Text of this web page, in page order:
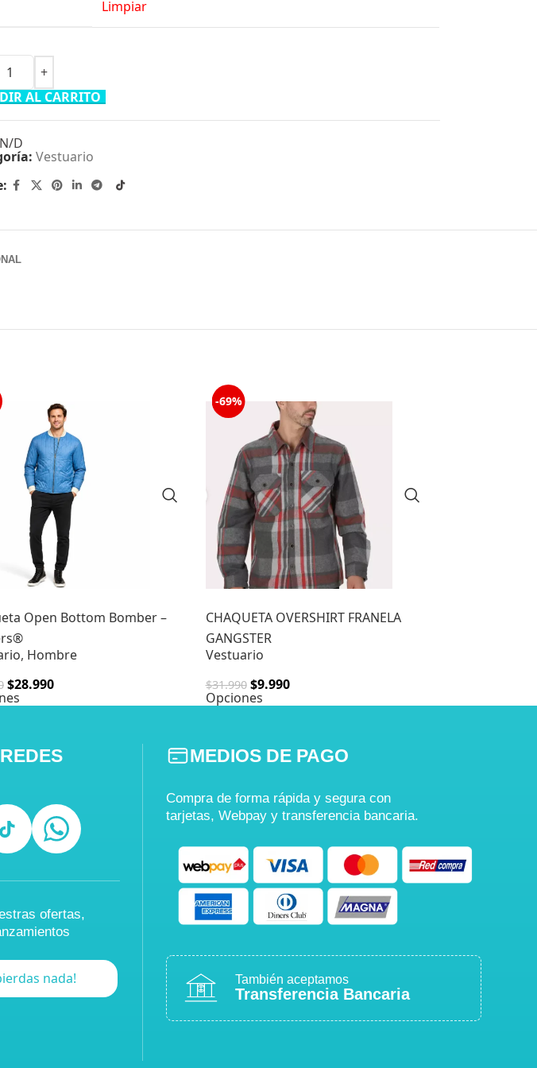
Limpiar
AL CARRITO
N/D
Vestuario
Open Bottom Bomber –
, Hombre
$28.990
-69%
CHAQUETA OVERSHIRT FRANELA
GANGSTER
Vestuario
$31.990 $9.990
Opciones
ofertas,
nada!
MEDIOS DE PAGO
Compra de forma rápida y segura con
tarjetas, Webpay y transferencia bancaria.
También aceptamos
Transferencia Bancaria